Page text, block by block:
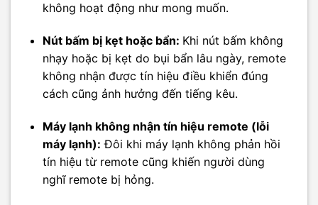
không hoạt động như mong muốn.
Nút bấm bị kẹt hoặc bẩn: Khi nút bấm không
nhạy hoặc bị kẹt do bụi bẩn lâu ngày, remote
không nhận được tín hiệu điều khiển đúng
cách cũng ảnh hưởng đến tiếng kêu.
Máy lạnh không nhận tín hiệu remote (lỗi
máy lạnh): Đôi khi máy lạnh không phản hồi
tín hiệu từ remote cũng khiến người dùng
nghĩ remote bị hỏng.